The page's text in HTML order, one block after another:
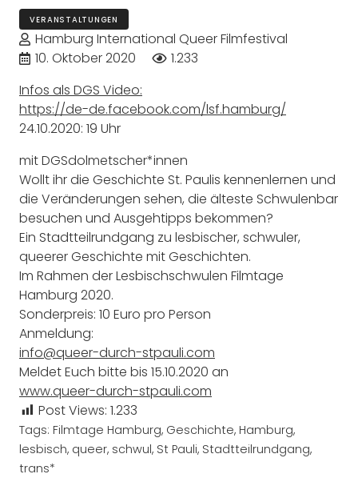
VERANSTALTUNGEN
Hamburg International Queer Filmfestival
10. Oktober 2020
1.233
Infos als DGS Video:
https://de-de.facebook.com/lsf.hamburg/
24.10.2020: 19 Uhr
mit DGSdolmetscher*innen
Wollt ihr die Geschichte St. Paulis kennenlernen und
die Veränderungen sehen, die älteste Schwulenbar
besuchen und Ausgehtipps bekommen?
Ein Stadtteilrundgang zu lesbischer, schwuler,
queerer Geschichte mit Geschichten.
Im Rahmen der Lesbischschwulen Filmtage
Hamburg 2020.
Sonderpreis: 10 Euro pro Person
Anmeldung:
info@queer-durch-stpauli.com
Meldet Euch bitte bis 15.10.2020 an
www.queer-durch-stpauli.com
Post Views: 1.233
Tags: Filmtage Hamburg, Geschichte, Hamburg,
lesbisch, queer, schwul, St Pauli, Stadtteilrundgang,
trans*